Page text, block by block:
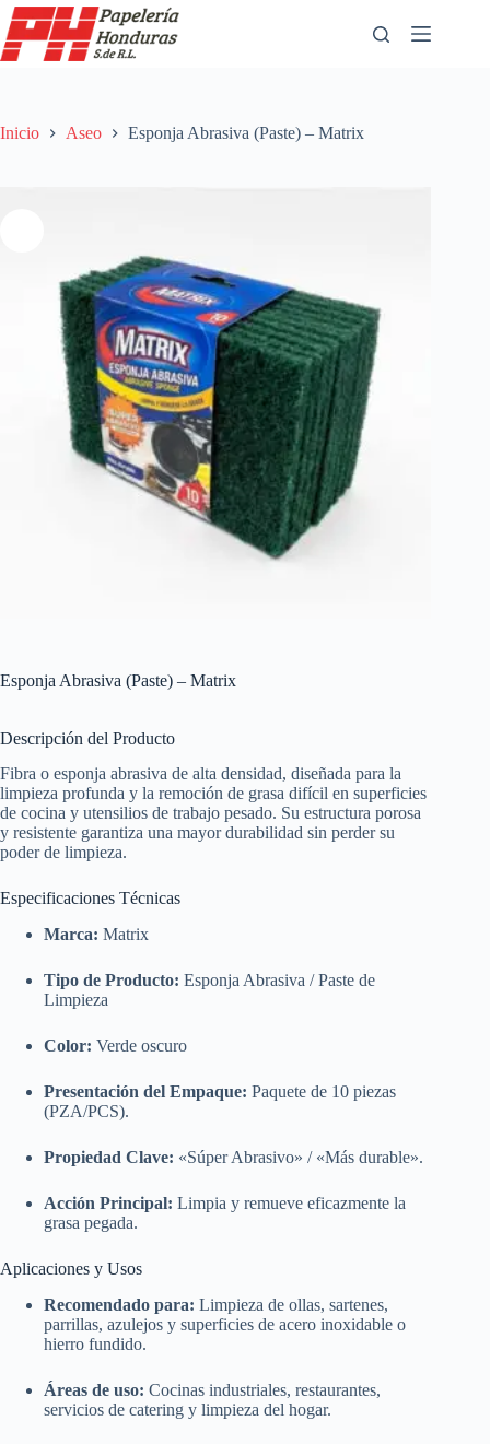
Saltar
al
contenido
Inicio Aseo Esponja Abrasiva (Paste) – Matrix
Esponja Abrasiva (Paste) – Matrix
Descripción del Producto
Fibra o esponja abrasiva de alta densidad, diseñada para la
limpieza profunda y la remoción de grasa difícil en superficies
de cocina y utensilios de trabajo pesado. Su estructura porosa
y resistente garantiza una mayor durabilidad sin perder su
poder de limpieza.
Especificaciones Técnicas
Marca: Matrix
Tipo de Producto: Esponja Abrasiva / Paste de
Limpieza
Color: Verde oscuro
Presentación del Empaque: Paquete de 10 piezas
(PZA/PCS).
Propiedad Clave: «Súper Abrasivo» / «Más durable».
Acción Principal: Limpia y remueve eficazmente la
grasa pegada.
Aplicaciones y Usos
Recomendado para: Limpieza de ollas, sartenes,
parrillas, azulejos y superficies de acero inoxidable o
hierro fundido.
Áreas de uso: Cocinas industriales, restaurantes,
servicios de catering y limpieza del hogar.